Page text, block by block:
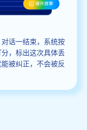
话一结束，系统按
，标出这次具体丢
被纠正，不会被反